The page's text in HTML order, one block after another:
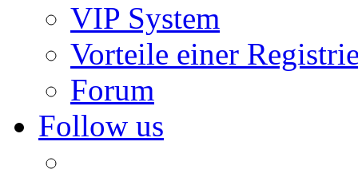
VIP System
Vorteile einer
Forum
Follow us